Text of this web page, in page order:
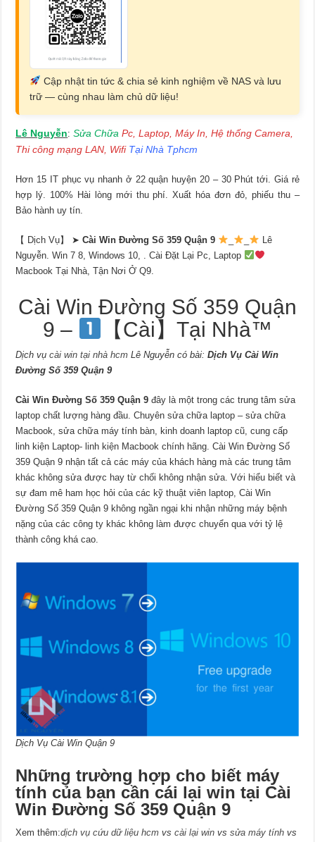
Cập nhật tin tức & chia sẻ kinh nghiệm về NAS và lưu
trữ — cùng nhau làm chủ dữ liệu!
Lê Nguyễn:Sửa Chữa Pc, Laptop, Máy In, Hệ thống Camera,
Thi công mạng LAN, Wifi Tại Nhà Tphcm
Hơn 15 IT phục vụ nhanh ở 22 quận huyện 20 – 30 Phút tới. Giá rẻ
hợp lý. 100% Hài lòng mới thu phí. Xuất hóa đơn đỏ, phiếu thu –
Bảo hành uy tín.
【 Dịch Vụ】 ➤Cài Win Đường Số 359 Quận 9
Lê
Nguyễn. Win 7 8, Windows 10, . Cài Đặt Lại Pc, Laptop
Macbook Tại Nhà, Tận Nơi Ở Q9.
Cài Win Đường Số 359 Quận
9 –
【Cài】Tại Nhà™
Dịch vụ cài win tại nhà hcm Lê Nguyễn có bài:Dịch Vụ Cài Win
Đường Số 359 Quận 9
Cài Win Đường Số 359 Quận 9đây là một trong các trung tâm sửa
laptop chất lượng hàng đầu. Chuyên sửa chữa laptop – sửa chữa
Macbook, sửa chữa máy tính bàn, kinh doanh laptop cũ, cung cấp
linh kiện Laptop- linh kiện Macbook chính hãng. Cài Win Đường Số
359 Quận 9 nhận tất cả các máy của khách hàng mà các trung tâm
khác không sửa được hay từ chối không nhận sửa. Với hiểu biết và
sự đam mê ham học hỏi của các kỹ thuật viên laptop, Cài Win
Đường Số 359 Quận 9 không ngần ngại khi nhận những máy bệnh
nặng của các công ty khác không làm được chuyển qua với tỷ lệ
thành công khá cao.
Dịch Vụ Cài Win Quận 9
Những trường hợp cho biết máy
tính của bạn cần cái lại win tại Cài
Win Đường Số 359 Quận 9
Xem thêm:dịch vụ cứu dữ liệu hcm vscài lại win vssửa máy tính vs